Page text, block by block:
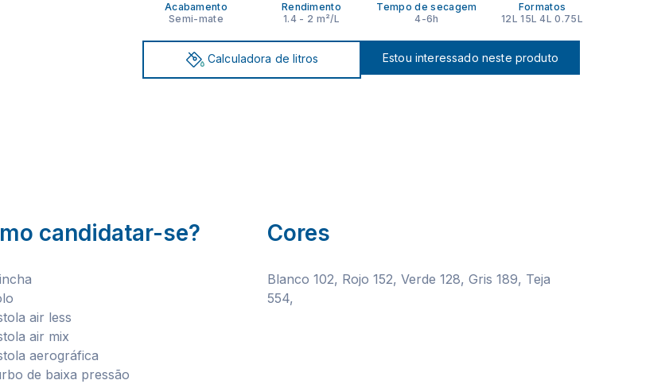
Acabamento
Semi-mate
Rendimento
1.4 - 2 m²/L
Tempo de secagem
4-6h
Formatos
12L 15L 4L 0.75L
Calculadora de litros Estou interessado neste produto
candidatar-se?
air less
air mix
aerográfica
de baixa pressão
Cores
Blanco 102, Rojo 152, Verde 128, Gris 189, Teja
554,